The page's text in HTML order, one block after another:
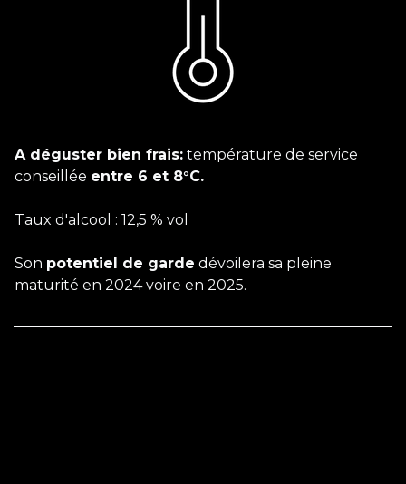
A déguster bien frais: température de service
conseillée entre 6 et 8°C.
Taux d'alcool : 12,5 % vol
Son potentiel de garde dévoilera sa pleine
maturité en 2024 voire en 2025.